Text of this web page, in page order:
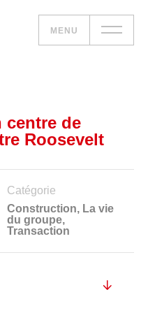
MENU
centre de
Roosevelt
Catégorie
Construction, La vie
du groupe,
Transaction